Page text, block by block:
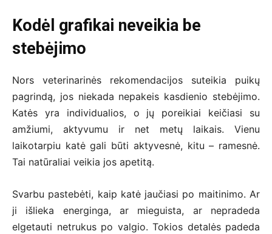
Kodėl grafikai neveikia be
stebėjimo
Nors veterinarinės rekomendacijos suteikia puikų
pagrindą, jos niekada nepakeis kasdienio stebėjimo.
Katės yra individualios, o jų poreikiai keičiasi su
amžiumi, aktyvumu ir net metų laikais. Vienu
laikotarpiu katė gali būti aktyvesnė, kitu – ramesnė.
Tai natūraliai veikia jos apetitą.
Svarbu pastebėti, kaip katė jaučiasi po maitinimo. Ar
ji išlieka energinga, ar mieguista, ar nepradeda
elgetauti netrukus po valgio. Tokios detalės padeda